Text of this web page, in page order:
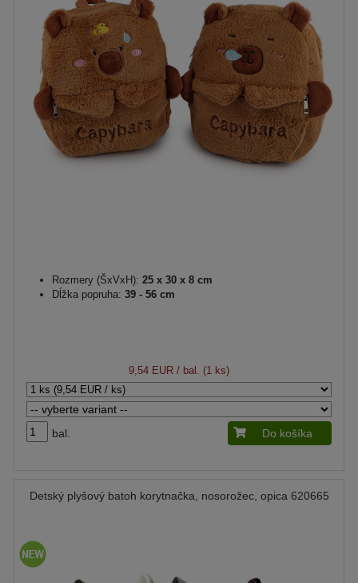
Rozmery (ŠxVxH): 25 x 30 x 8 cm
Dĺžka popruha: 39 - 56 cm
9,54 EUR / bal. (1 ks)
bal. Do košíka
Detský plyšový batoh korytnačka, nosorožec, opica 620665